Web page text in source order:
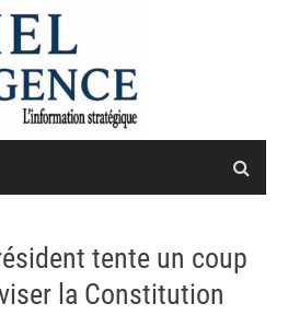
tente un coup
la Constitution